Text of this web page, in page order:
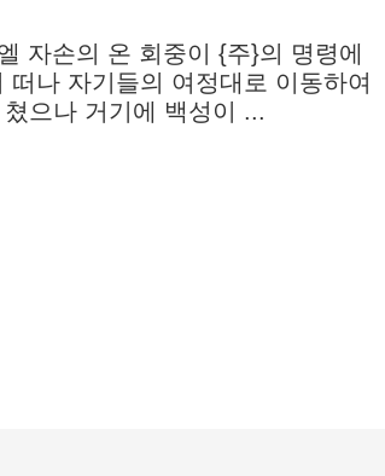
자손의 온 회중이 {주}의 명령에
떠나 자기들의 여정대로 이동하여
으나 거기에 백성이 ...